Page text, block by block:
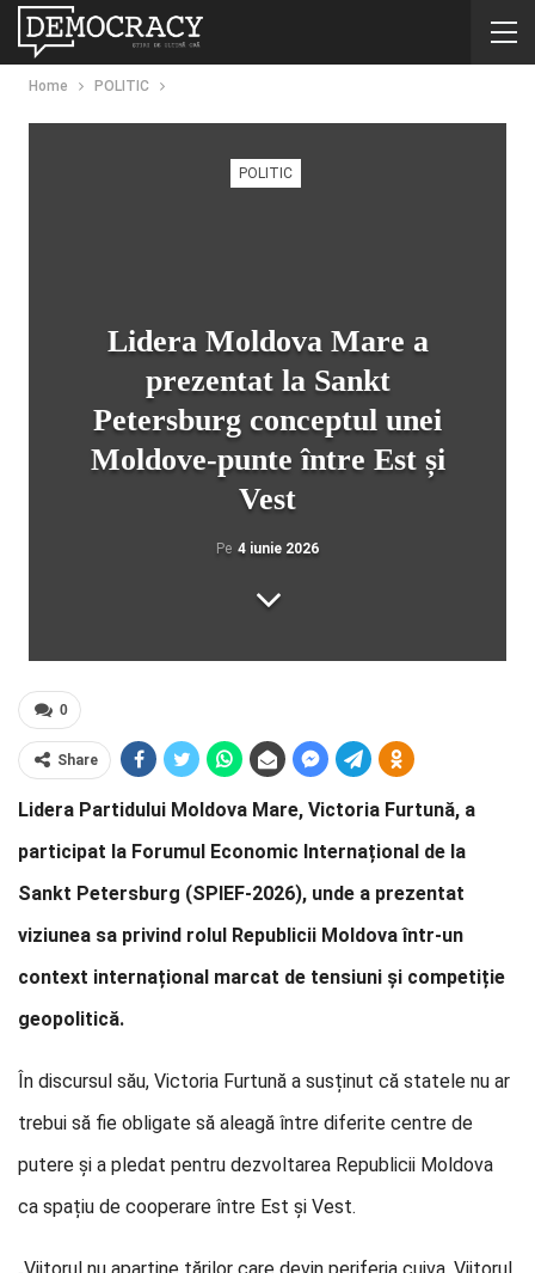
Home POLITIC
POLITIC
Lidera Moldova Mare a
prezentat la Sankt
Petersburg conceptul unei
Moldove-punte între Est și
Vest
Pe 4 iunie 2026
0
Share
Lidera Partidului Moldova Mare, Victoria Furtună, a
participat la Forumul Economic Internațional de la
Sankt Petersburg (SPIEF-2026), unde a prezentat
viziunea sa privind rolul Republicii Moldova într-un
context internațional marcat de tensiuni și competiție
geopolitică.
În discursul său, Victoria Furtună a susținut că statele nu ar
trebui să fie obligate să aleagă între diferite centre de
putere și a pledat pentru dezvoltarea Republicii Moldova
ca spațiu de cooperare între Est și Vest.